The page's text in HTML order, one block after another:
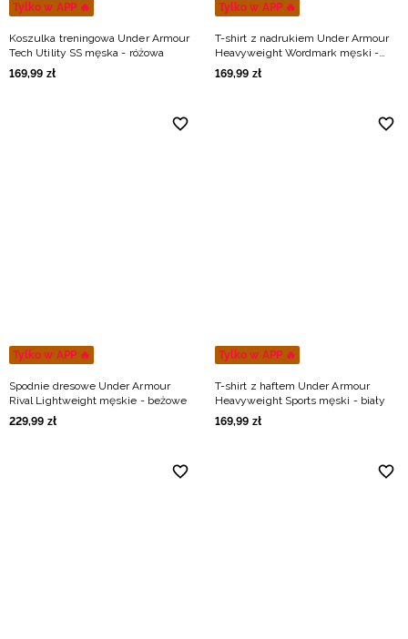
Tylko w APP 🔥
Koszulka treningowa Under Armour
Tech Utility SS męska - różowa
169,99 zł
Tylko w APP 🔥
T-shirt z nadrukiem Under Armour
Heavyweight Wordmark męski -
szary
169,99 zł
Tylko w APP 🔥
Spodnie dresowe Under Armour
Rival Lightweight męskie - beżowe
229,99 zł
Tylko w APP 🔥
T-shirt z haftem Under Armour
Heavyweight Sports męski - biały
169,99 zł